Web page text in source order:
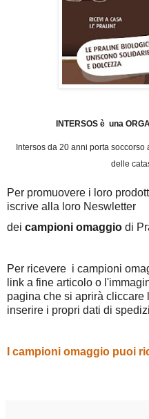
INTERSOS è una
Intersos da 20 anni porta soccorso
delle
Per promuovere i loro
iscrive alla loro Neswletter
dei campioni omaggio di
Per ricevere i campioni
link a fine articolo o
pagina che si aprirà
inserire i propri dati di
I campioni omaggio puoi